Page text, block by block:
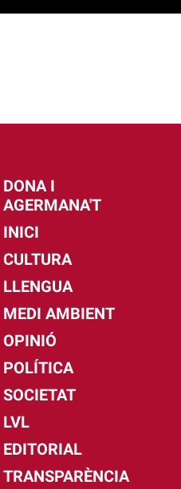
DONA I
AGERMANA'T
INICI
CULTURA
LLENGUA
MEDI AMBIENT
OPINIÓ
POLÍTICA
SOCIETAT
LVL
EDITORIAL
TRANSPARÈNCIA